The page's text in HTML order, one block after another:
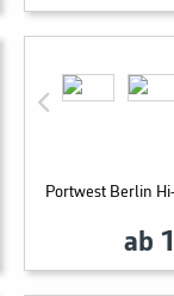
Portwest Berlin
ab